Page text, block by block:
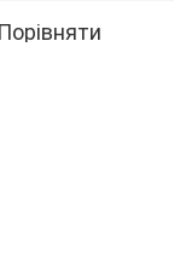
Порівняти